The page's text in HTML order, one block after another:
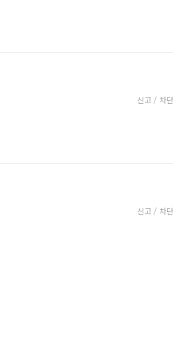
신고 / 차단
신고 / 차단